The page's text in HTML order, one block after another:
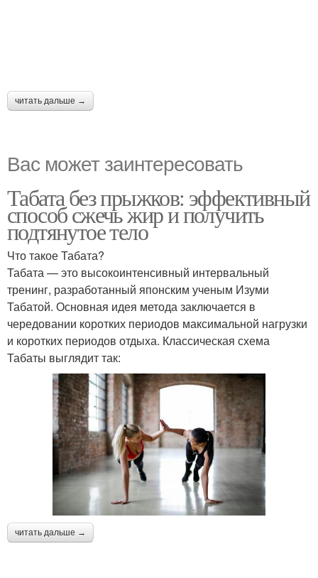
читать дальше →
Вас может заинтересовать
Табата без прыжков: эффективный
способ сжечь жир и получить
подтянутое тело
Что такое Табата?
Табата — это высокоинтенсивный интервальный
тренинг, разработанный японским ученым Изуми
Табатой. Основная идея метода заключается в
чередовании коротких периодов максимальной нагрузки
и коротких периодов отдыха. Классическая схема
Табаты выглядит так:
читать дальше →